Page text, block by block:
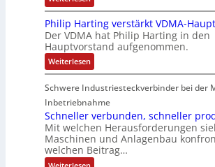
z
t
e
i
l
E
C
6
2
4
3
-
4
-
2
-
e
r
t
F
l
i
b
i
l
i
n
d
i
e
r
o
d
u
k
t
e
s
O
m
l
o
x
-
l
u
f
e
s
t
P
u
g
&
P
l
a
y
E
n
e
r
g
i
e
Philip Harting verstärkt VDMA-
Der VDMA hat Philip Harting in den
Hauptvorstand aufgenommen.
Weiterlesen:
P
i
l
p
H
a
r
t
Schwere Industriesteckverbinder bei der
Inbetriebnahme
Schneller verbunden, schneller
Mit welchen Herausforderungen
Maschinen und Anlagenbau
welchen Beitrag…
: